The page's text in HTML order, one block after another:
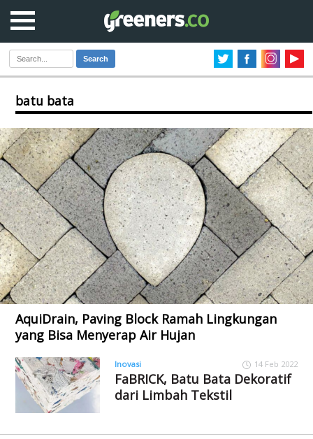
Search
batu bata
AquiDrain, Paving Block Ramah Lingkungan
yang Bisa Menyerap Air Hujan
Inovasi 14 Feb 2022
FaBRICK, Batu Bata Dekoratif
dari Limbah Tekstil